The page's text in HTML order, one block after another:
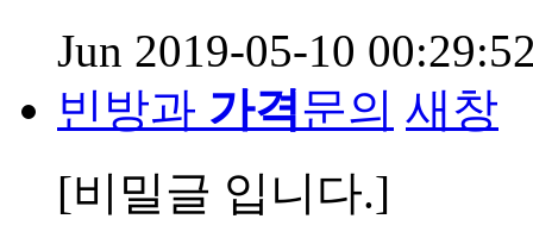
Jun 2019-05-10
빈방과 가격문의 새창
[비밀글 입니다.]